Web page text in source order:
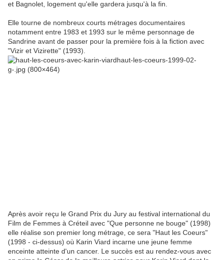
et Bagnolet, logement qu'elle gardera jusqu'à la fin.
Elle tourne de nombreux courts métrages documentaires
notamment entre 1983 et 1993 sur le même personnage de
Sandrine avant de passer pour la première fois à la fiction avec
"Vizir et Vizirette" (1993).
Après avoir reçu le Grand Prix du Jury au festival international du
Film de Femmes à Créteil avec "Que personne ne bouge" (1998)
elle réalise son premier long métrage, ce sera "Haut les Coeurs"
(1998 - ci-dessus) où Karin Viard incarne une jeune femme
enceinte atteinte d'un cancer. Le succès est au rendez-vous avec